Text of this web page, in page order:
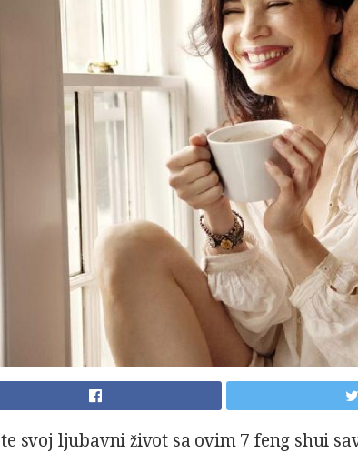
svoj ljubavni život sa ovim 7 feng shui